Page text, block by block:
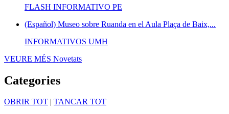
FLASH INFORMATIVO PE
(Español) Museo sobre Ruanda en el Aula Plaça de Baix,...
INFORMATIVOS UMH
VEURE MÉS Novetats
Categories
OBRIR TOT | TANCAR TOT